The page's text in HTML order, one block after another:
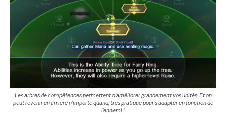
Les arbres de compétences permettent d’améliorer grandement vos unités. Et on
peut revenir en arrière n’importe quand, très pratique pour s’adapter en fonction de
l’ennemi !